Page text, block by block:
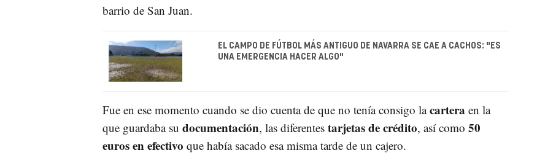
barrio de San Juan.
EL CAMPO DE FÚTBOL MÁS ANTIGUO DE NAVARRA SE CAE A CACHOS: "ES
UNA EMERGENCIA HACER ALGO"
Fue en ese momento cuando se dio cuenta de que no tenía consigo lacartera en la
que guardaba su documentación, las diferentestarjetas de crédito, así como 50
euros en efectivo que había sacado esa misma tarde de un cajero.